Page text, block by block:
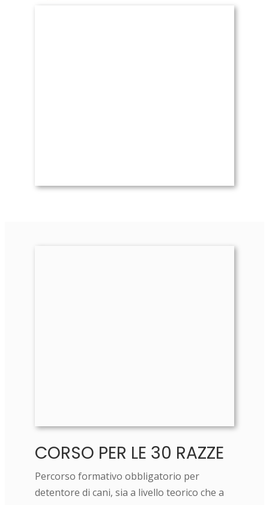
CORSO PER LE 30 RAZZE
Percorso formativo obbligatorio per
detentore di cani, sia a livello teorico che a